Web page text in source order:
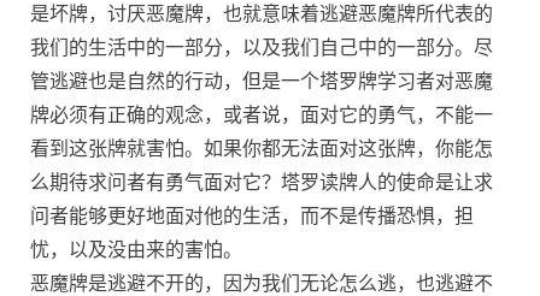
是坏牌，讨厌恶魔牌，也就意味着逃避恶魔牌所代表的
我们的生活中的一部分，以及我们自己中的一部分。尽
管逃避也是自然的行动，但是一个塔罗牌学习者对恶魔
牌必须有正确的观念，或者说，面对它的勇气，不能一
看到这张牌就害怕。如果你都无法面对这张牌，你能怎
么期待求问者有勇气面对它？塔罗读牌人的使命是让求
问者能够更好地面对他的生活，而不是传播恐惧，担
忧，以及没由来的害怕。
恶魔牌是逃避不开的，因为我们无论怎么逃，也逃避不